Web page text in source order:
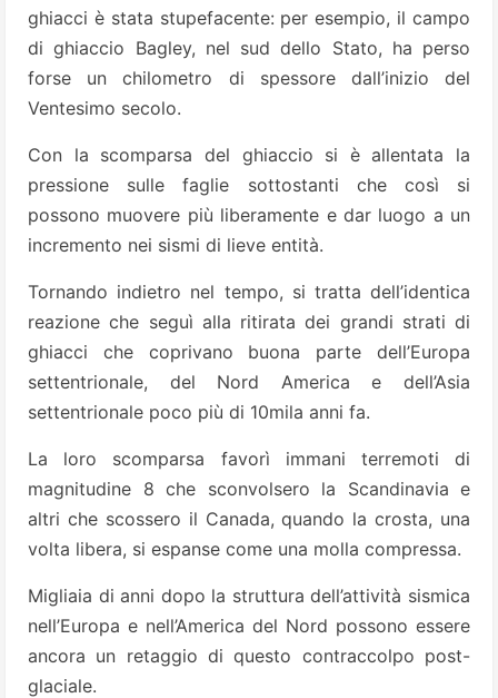
ghiacci è stata stupefacente: per esempio, il campo
di ghiaccio Bagley, nel sud dello Stato, ha perso
forse un chilometro di spessore dall’inizio del
Ventesimo secolo.
Con la scomparsa del ghiaccio si è allentata la
pressione sulle faglie sottostanti che così si
possono muovere più liberamente e dar luogo a un
incremento nei sismi di lieve entità.
Tornando indietro nel tempo, si tratta dell’identica
reazione che seguì alla ritirata dei grandi strati di
ghiacci che coprivano buona parte dell’Europa
settentrionale, del Nord America e dell’Asia
settentrionale poco più di 10mila anni fa.
La loro scomparsa favorì immani terremoti di
magnitudine 8 che sconvolsero la Scandinavia e
altri che scossero il Canada, quando la crosta, una
volta libera, si espanse come una molla compressa.
Migliaia di anni dopo la struttura dell’attività sismica
nell’Europa e nell’America del Nord possono essere
ancora un retaggio di questo contraccolpo post-
glaciale.